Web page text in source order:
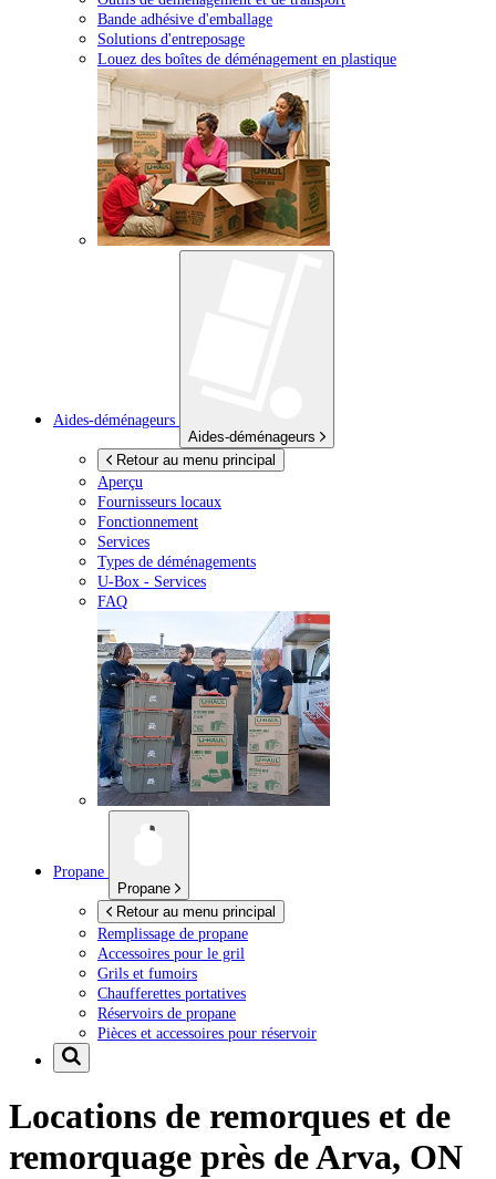
Bande adhésive d'emballage
Solutions d'entreposage
Louez des boîtes de déménagement en plastique
Aides-déménageurs
Aides-déménageurs
Retour au menu principal
Aperçu
Fournisseurs locaux
Fonctionnement
Services
Types de déménagements
U-Box - Services
FAQ
Propane
Propane
Retour au menu principal
Remplissage de propane
Accessoires pour le gril
Grils et fumoirs
Chaufferettes portatives
Réservoirs de propane
Pièces et accessoires pour réservoir
Locations de remorques et de
remorquage près deArva, ON